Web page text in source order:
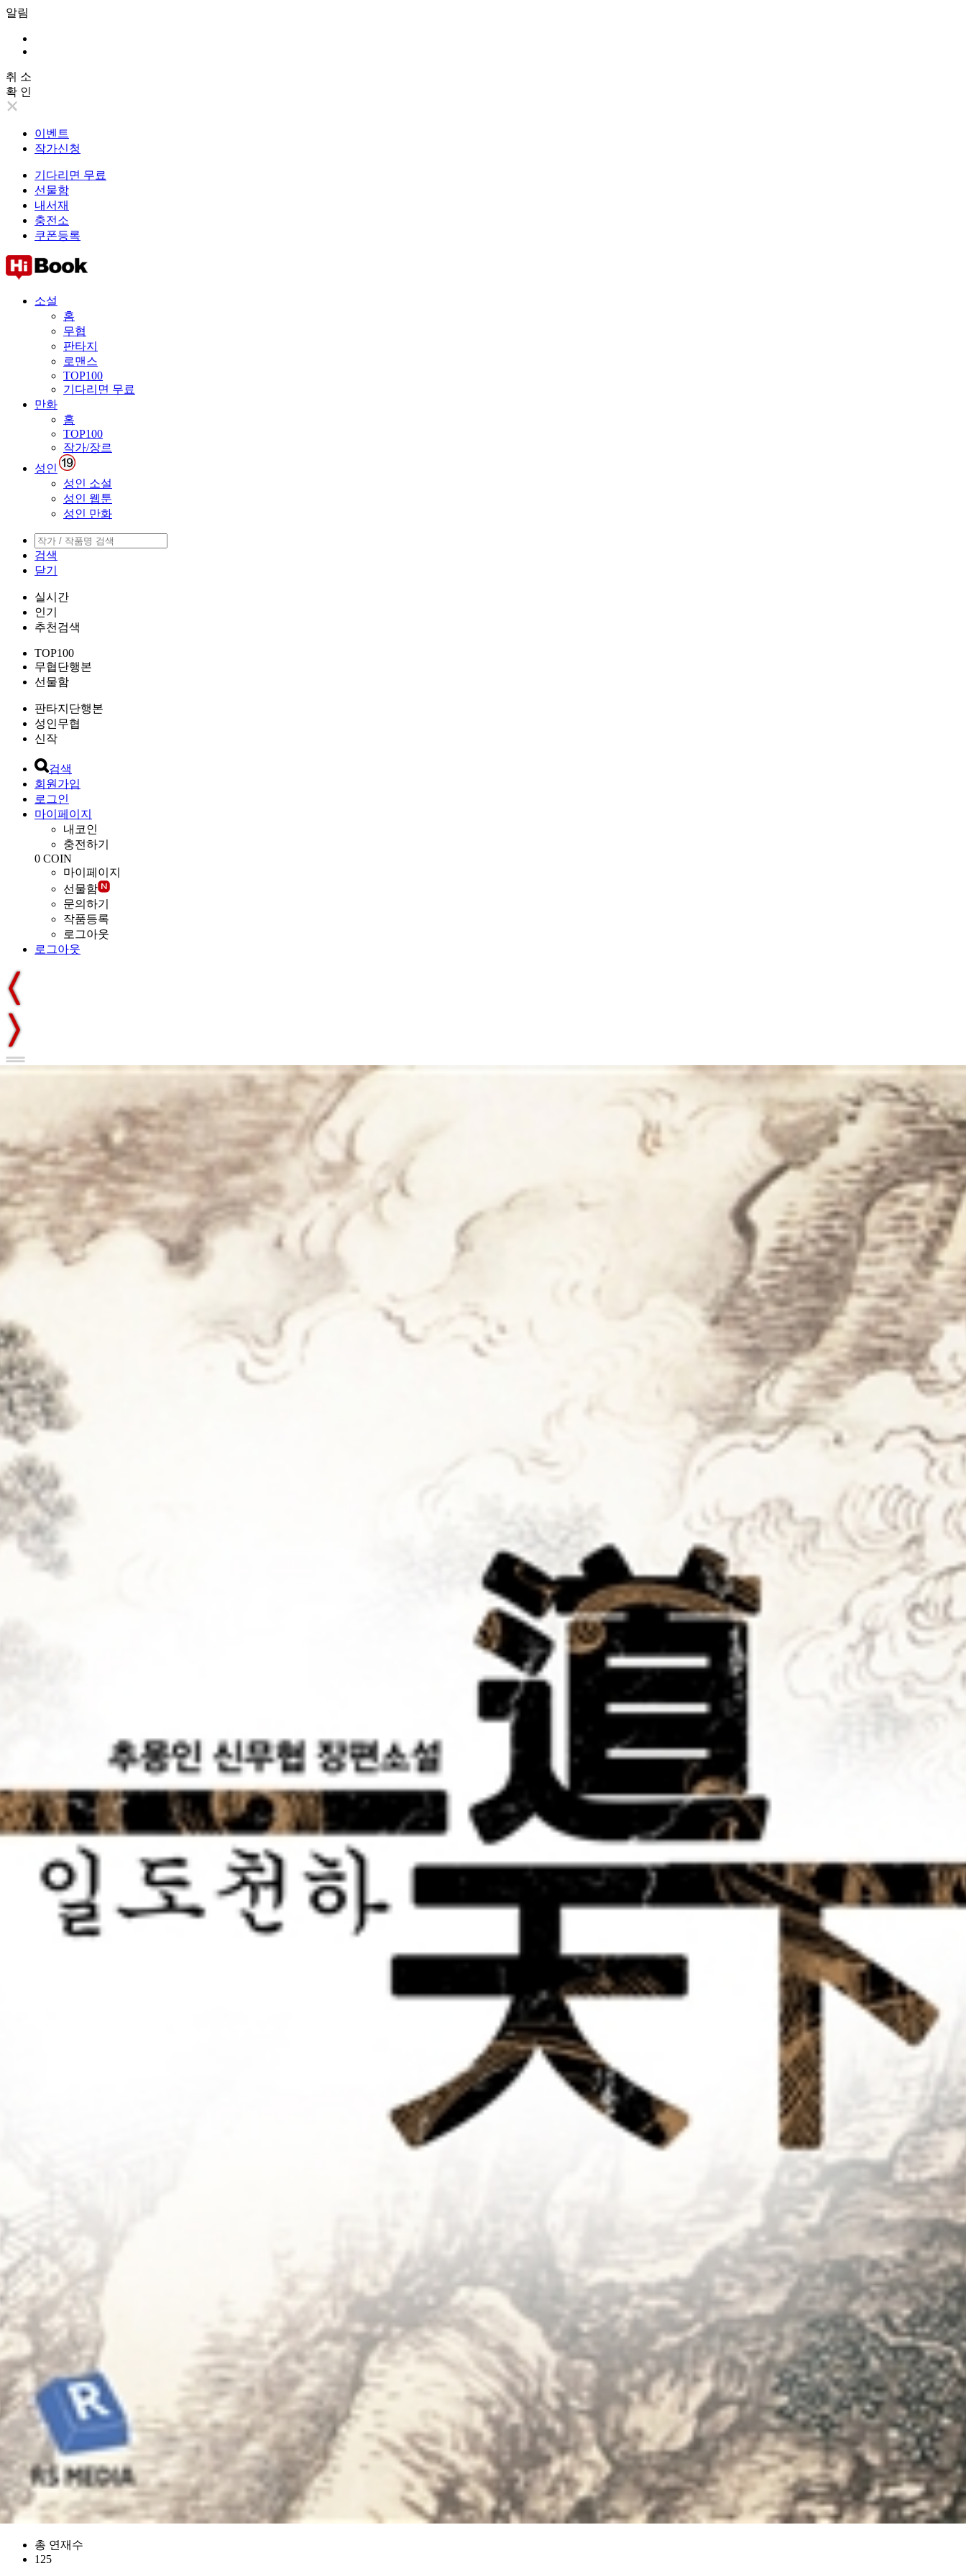
알림
취 소
확 인
이벤트
작가신청
기다리면 무료
선물함
내서재
충전소
쿠폰등록
소설
홈
무협
판타지
로맨스
TOP100
기다리면 무료
만화
홈
TOP100
작가/장르
성인
성인 소설
성인 웹툰
성인 만화
검색
닫기
실시간
인기
추천검색
TOP100
무협단행본
선물함
판타지단행본
성인무협
신작
검색
회원가입
로그인
마이페이지
내코인
충전하기
0 COIN
마이페이지
선물함
문의하기
작품등록
로그아웃
로그아웃
총 연재수
125